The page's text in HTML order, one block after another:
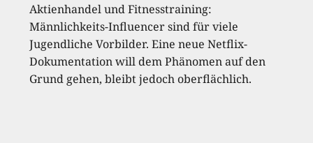
Aktienhandel und Fitnesstraining:
Männlichkeits-Influencer sind für viele
Jugendliche Vorbilder. Eine neue Netflix-
Dokumentation will dem Phänomen auf den
Grund gehen, bleibt jedoch oberflächlich.